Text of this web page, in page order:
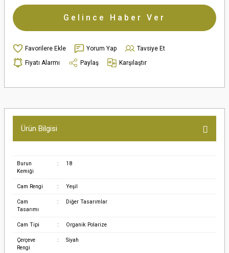
Gelince Haber Ver
Yorum Yap
Tavsiye Et
Fiyatı Alarmı
Paylaş Karşılaştır
Ürün Bilgisi
Burun
Kemiği
: 18
Cam Rengi : Yeşil
Cam
Tasarımı
: Diğer Tasarımlar
Cam Tipi : Organik Polarize
Çerçeve
Rengi
: Siyah